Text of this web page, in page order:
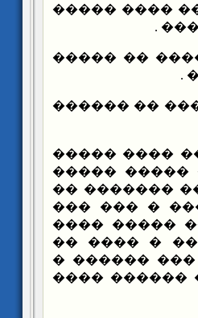
����� ��
�
�� �����
��� �����
������: ��
�������
��������
���� ��
���� �����
������ ���
����� ��
��� ���